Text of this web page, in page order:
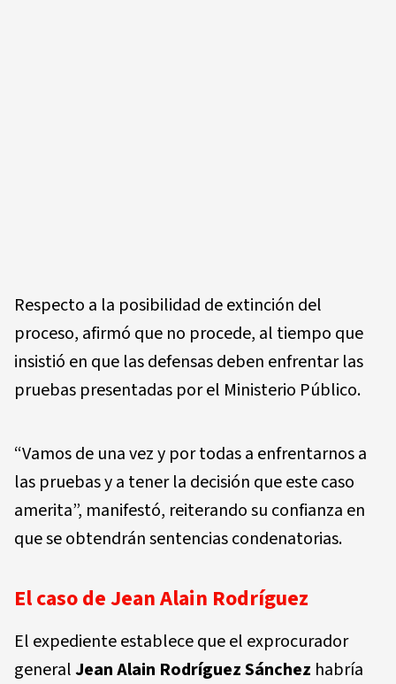
Respecto a la posibilidad de extinción del
proceso, afirmó que no procede, al tiempo que
insistió en que las defensas deben enfrentar las
pruebas presentadas por el Ministerio Público.
“Vamos de una vez y por todas a enfrentarnos a
las pruebas y a tener la decisión que este caso
amerita”, manifestó, reiterando su confianza en
que se obtendrán sentencias condenatorias.
El caso de Jean Alain Rodríguez
El expediente establece que el exprocurador
generalJean Alain Rodríguez Sánchez habría